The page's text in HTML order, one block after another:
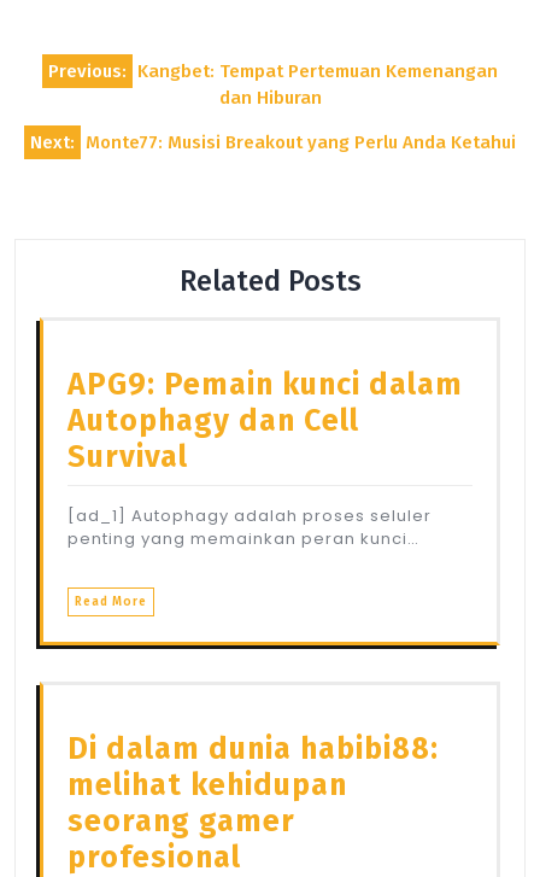
Post
navigation
Previous:
Kangbet: Tempat Pertemuan Kemenangan
dan Hiburan
Next: Monte77: Musisi Breakout yang Perlu Anda Ketahui
Related Posts
APG9: Pemain kunci dalam
Autophagy dan Cell
Survival
[ad_1] Autophagy adalah proses seluler
penting yang memainkan peran kunci…
Read More
Di dalam dunia habibi88:
melihat kehidupan
seorang gamer
profesional